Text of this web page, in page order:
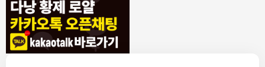
8/4/2026
1 모기한테물림:여기도 문의해보면 바로 알려줌
1 모기한테물림:정찰가보다 쌀수 없음
1 결혼안해:ㄹㅇ 팩트 ㅋㅋㅋㅋ
결혼안해:ㄹㅇ 팩트 ㅋㅋㅋㅋ